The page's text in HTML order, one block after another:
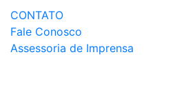
CONTATO
Fale Conosco
Assessoria de Imprensa